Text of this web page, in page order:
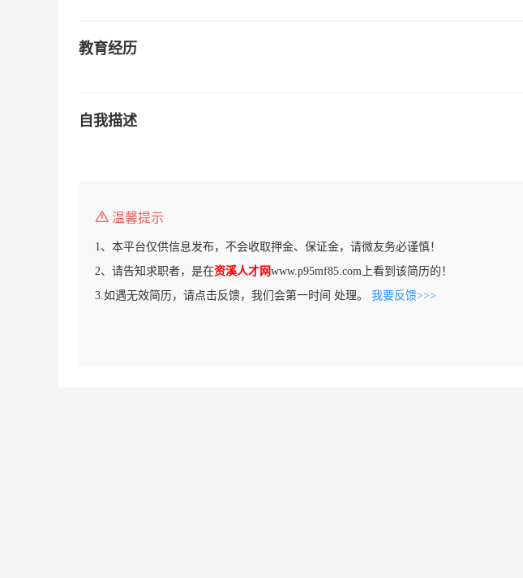
教育经历
自我描述
温馨提示
1、本平台仅供信息发布，不会收取押金、保证金，请微友务必谨慎！
2、请告知求职者，是在资溪人才网www.p95mf85.com上看到该简历的！
3.如遇无效简历，请点击反馈，我们会第一时间 处理。 我要反馈>>>